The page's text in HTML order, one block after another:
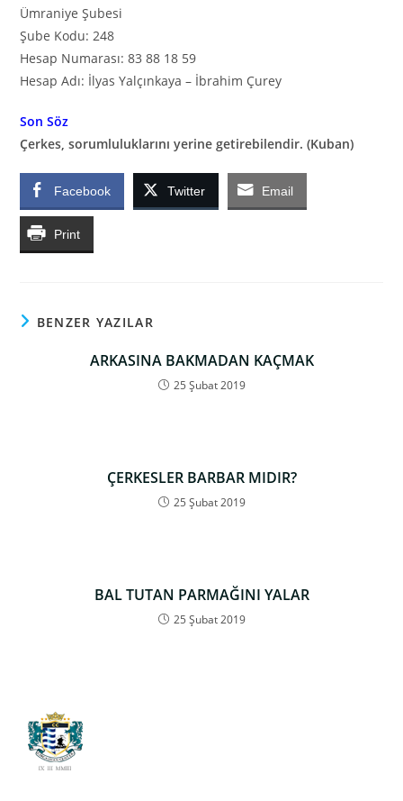
Ümraniye Şubesi
Şube Kodu: 248
Hesap Numarası: 83 88 18 59
Hesap Adı: İlyas Yalçınkaya – İbrahim Çurey
Son Söz
Çerkes, sorumluluklarını yerine getirebilendir. (Kuban)
Facebook Twitter Email
Print
BENZER YAZILAR
ARKASINA BAKMADAN KAÇMAK
25 Şubat 2019
ÇERKESLER BARBAR MIDIR?
25 Şubat 2019
BAL TUTAN PARMAĞINI YALAR
25 Şubat 2019